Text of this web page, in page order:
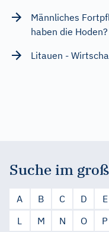
Männliches
haben die Hoden?
Litauen -
Suche im
A B C D E
L
M N O P